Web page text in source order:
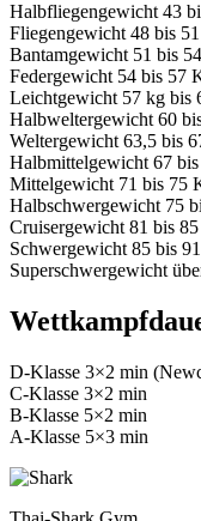
Halbfliegengewicht 43
Fliegengewicht 48 bis
Bantamgewicht 51 bis
Federgewicht 54 bis 57
Leichtgewicht 57 kg bis
Halbweltergewicht 60
Weltergewicht 63,5 bis
Halbmittelgewicht 67
Mittelgewicht 71 bis 75
Halbschwergewicht 75
Cruisergewicht 81 bis
Schwergewicht 85 bis
Superschwergewicht
D-Klasse 3×2 min
C-Klasse 3×2 min
B-Klasse 5×2 min
A-Klasse 5×3 min